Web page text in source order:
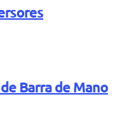
Barra de Mano